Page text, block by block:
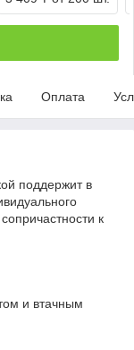
Оплата
поддержит в
к
и втачным